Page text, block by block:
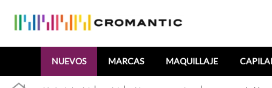
NUEVOS MARCAS MAQUILLAJE